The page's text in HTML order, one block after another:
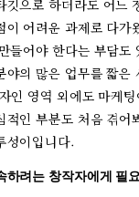
깃으로 하더라도 어느
이 어려운 과제로 다가
들어야 한다는 부담도
야의 많은 업무를 짧은
인 영역 외에도 마케
적인 부분도 처음 겪어
성이입니다.
하려는 창작자에게 필